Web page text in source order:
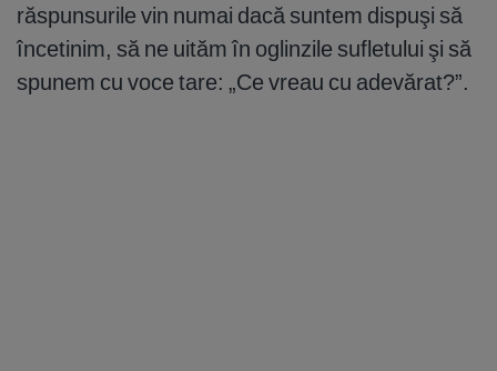
răspunsurile vin numai dacă suntem dispuşi să
încetinim, să ne uităm în oglinzile sufletului şi să
spunem cu voce tare: „Ce vreau cu adevărat?”.